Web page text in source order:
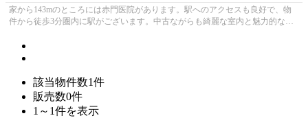
家から143mのところには赤門医院があります。駅へのアクセスも良好で、物
件から徒歩3分圏内に駅がございます。中古ながらも綺麗な室内と魅力的な住
該当物件数1件
販売数0件
1～1件を表示